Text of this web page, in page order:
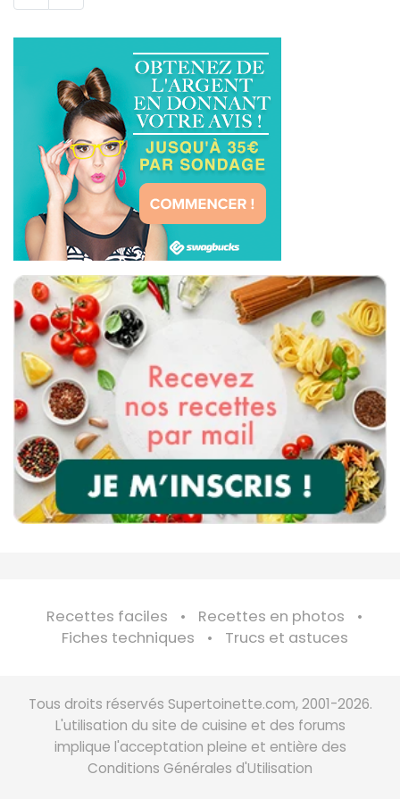
Recettes faciles
Recettes en photos
Fiches techniques
Trucs et astuces
Tous droits réservés Supertoinette.com, 2001-2026.
L'utilisation du site de cuisine et des forums
implique l'acceptation pleine et entière des
Conditions Générales d'Utilisation